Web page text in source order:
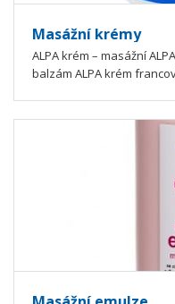
Masážní krémy
ALPA krém – masážní
balzám ALPA krém